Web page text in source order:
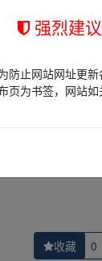
网盘链接介绍展
立场，作者文责自
归版权方所有！
，请点击
收藏 0
强烈建
防止网站网址更
页为书签，网站如